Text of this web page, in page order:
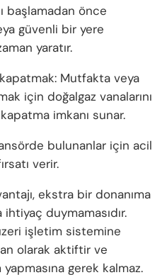
başlamadan önce
güvenli bir yere
yaratır.
Mutfakta veya
için doğalgaz vanalarını
imkanı sunar.
bulunanlar için acil
verir.
ekstra bir donanıma
duymamasıdır.
işletim sistemine
olarak aktiftir ve
yapmasına gerek kalmaz.